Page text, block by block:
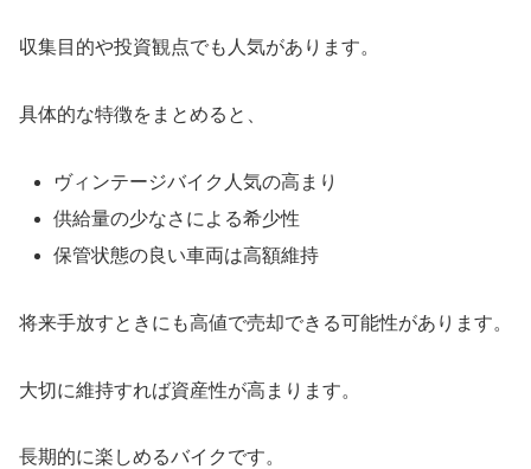
収集目的や投資観点でも人気があります。
具体的な特徴をまとめると、
ヴィンテージバイク人気の高まり
供給量の少なさによる希少性
保管状態の良い車両は高額維持
将来手放すときにも高値で売却できる可能性があります。
大切に維持すれば資産性が高まります。
長期的に楽しめるバイクです。